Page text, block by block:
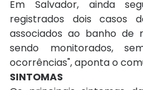
Em Salvador, ainda
registrados dois casos
associados ao banho de
sendo monitorados,
ocorrências", aponta o
SINTOMAS